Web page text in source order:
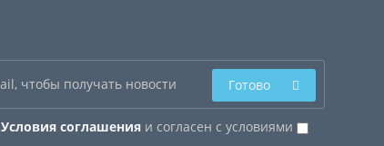
Условия соглашенияи согласен с условиями
Готово